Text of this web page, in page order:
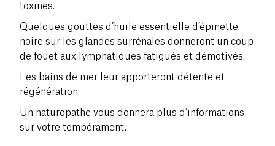
toxines.
Quelques gouttes d’ huile essentielle d’épinette
noire sur les glandes surrénales donneront un coup
de fouet aux lymphatiques fatigués et démotivés.
Les bains de mer leur apporteront détente et
régénération.
Un naturopathe vous donnera plus d’informations
sur votre tempérament.